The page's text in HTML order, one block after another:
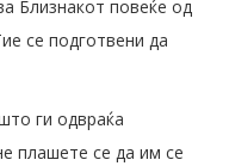
Близнакот повеќе од
се подготвени да
ги одвраќа
плашете се да им се